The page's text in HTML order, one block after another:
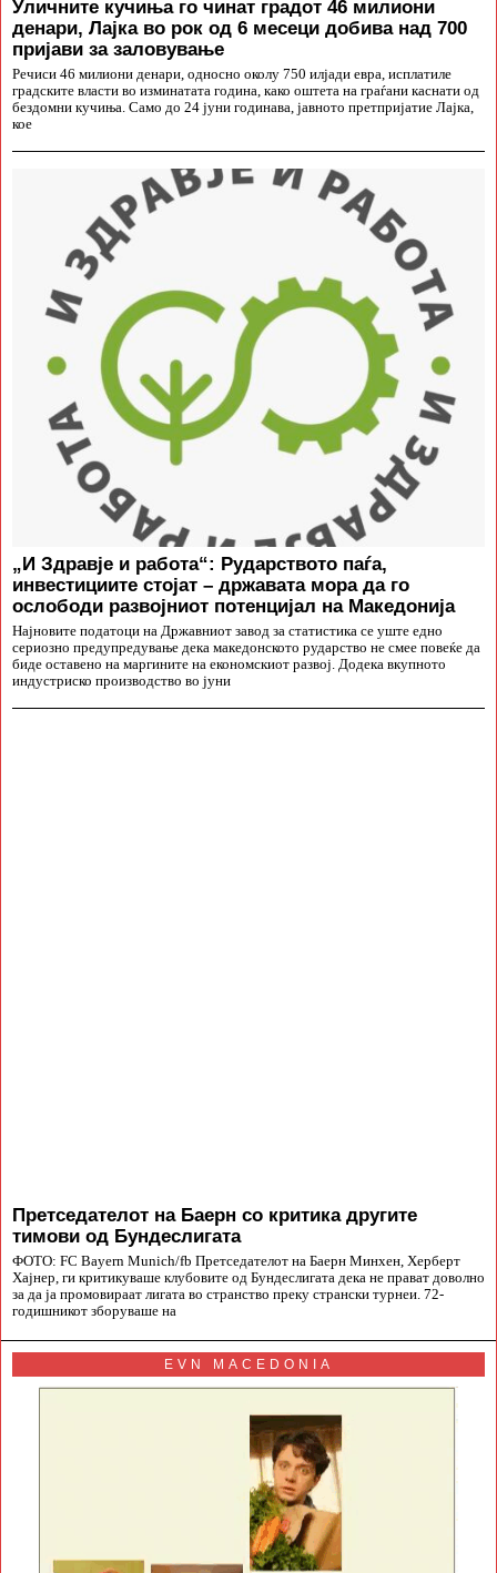
Уличните кучиња го чинат градот 46 милиони
денари, Лајка во рок од 6 месеци добива над 700
пријави за заловување
Речиси 46 милиони денари, односно околу 750 илјади евра, исплатиле
градските власти во изминатата година, како оштета на граѓани каснати од
бездомни кучиња. Само до 24 јуни годинава, јавното претпријатие Лајка,
кое
„И Здравје и работа“: Рударството паѓа,
инвестициите стојат – државата мора да го
ослободи развојниот потенцијал на Македонија
Најновите податоци на Државниот завод за статистика се уште едно
сериозно предупредување дека македонското рударство не смее повеќе да
биде оставено на маргините на економскиот развој. Додека вкупното
индустриско производство во јуни
Претседателот на Баерн со критика другите
тимови од Бундеслигата
ФОТО: FC Bayern Munich/fb Претседателот на Баерн Минхен, Херберт
Хајнер, ги критикуваше клубовите од Бундеслигата дека не прават доволно
за да ја промовираат лигата во странство преку странски турнеи. 72-
годишникот зборуваше на
EVN MACEDONIA